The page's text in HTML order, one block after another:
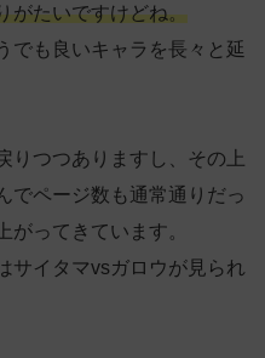
がたいですけどね。
でも良いキャラを長々と延
りつつありますし、その上
でページ数も通常通りだっ
がってきています。
サイタマvsガロウが見られ